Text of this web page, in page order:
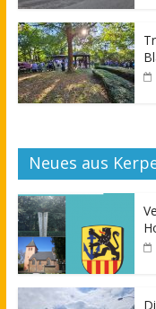
Neues aus